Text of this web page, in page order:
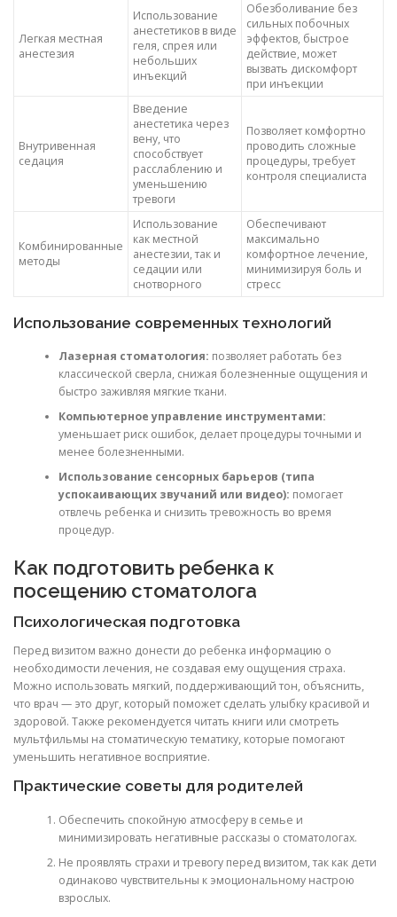
Легкая местная
анестезия
Использование
анестетиков в виде
геля, спрея или
небольших
инъекций
Обезболивание без
сильных побочных
эффектов, быстрое
действие, может
вызвать дискомфорт
при инъекции
Внутривенная
седация
Введение
анестетика через
вену, что
способствует
расслаблению и
уменьшению
тревоги
Позволяет комфортно
проводить сложные
процедуры, требует
контроля специалиста
Комбинированные
методы
Использование
как местной
анестезии, так и
седации или
снотворного
Обеспечивают
максимально
комфортное лечение,
минимизируя боль и
стресс
Использование современных технологий
Лазерная стоматология: позволяет работать без
классической сверла, снижая болезненные ощущения и
быстро заживляя мягкие ткани.
Компьютерное управление инструментами:
уменьшает риск ошибок, делает процедуры точными и
менее болезненными.
Использование сенсорных барьеров (типа
успокаивающих звучаний или видео): помогает
отвлечь ребенка и снизить тревожность во время
процедур.
Как подготовить ребенка к
посещению стоматолога
Психологическая подготовка
Перед визитом важно донести до ребенка информацию о
необходимости лечения, не создавая ему ощущения страха.
Можно использовать мягкий, поддерживающий тон, объяснить,
что врач — это друг, который поможет сделать улыбку красивой и
здоровой. Также рекомендуется читать книги или смотреть
мультфильмы на стоматическую тематику, которые помогают
уменьшить негативное восприятие.
Практические советы для родителей
Обеспечить спокойную атмосферу в семье и
минимизировать негативные рассказы о стоматологах.
Не проявлять страхи и тревогу перед визитом, так как дети
одинаково чувствительны к эмоциональному настрою
взрослых.